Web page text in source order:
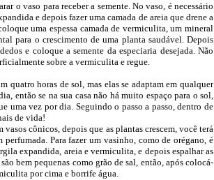
o vaso para receber a semente. No vaso, é necessário
e depois fazer uma camada de areia que drene a
uma espessa camada de vermiculita, um mineral
para o crescimento de uma planta saudável. Depois
e coloque a semente da especiaria desejada. Não
sobre a vermiculita e regue.
quatro horas de sol, mas elas se adaptam em qualquer
então se na sua casa não há muito espaço para o sol,
uma vez por dia. Seguindo o passo a passo, dentro de
de vida!
cônicos, depois que as plantas crescem, você terá
Para fazer um vasinho, como de orégano, é
expandida, areia e vermiculita, e depois espalhar as
bem pequenas como grão de sal, então, após colocá-
por cima e borrife água.